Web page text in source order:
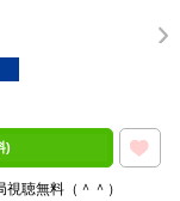
)
聴無料（＾＾）